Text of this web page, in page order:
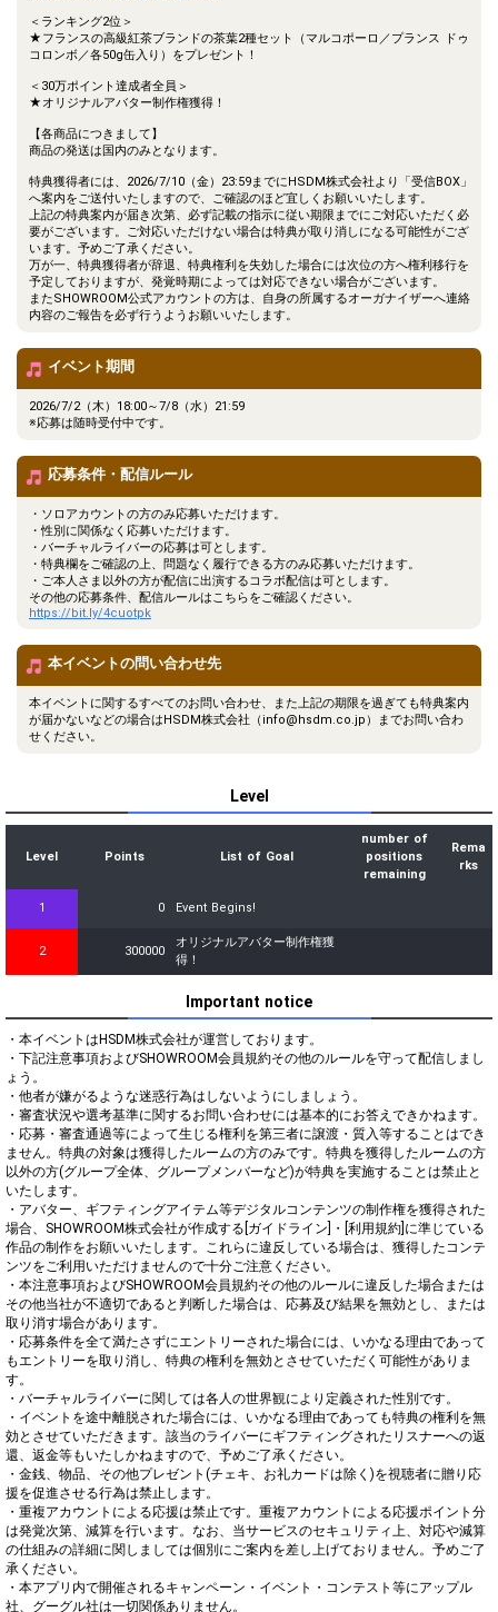
＜ランキング2位＞
★フランスの高級紅茶ブランドの茶葉2種セット（マルコポーロ／プランス ドゥ
コロンボ／各50g缶入り）をプレゼント！
＜30万ポイント達成者全員＞
★オリジナルアバター制作権獲得！
【各商品につきまして】
商品の発送は国内のみとなります。
特典獲得者には、2026/7/10（金）23:59までにHSDM株式会社より「受信BOX」
へ案内をご送付いたしますので、ご確認のほど宜しくお願いいたします。
上記の特典案内が届き次第、必ず記載の指示に従い期限までにご対応いただく必
要がございます。ご対応いただけない場合は特典が取り消しになる可能性がござ
います。予めご了承ください。
万が一、特典獲得者が辞退、特典権利を失効した場合には次位の方へ権利移行を
予定しておりますが、発覚時期によっては対応できない場合がございます。
またSHOWROOM公式アカウントの方は、自身の所属するオーガナイザーへ連絡
内容のご報告を必ず行うようお願いいたします。
イベント期間
2026/7/2（木）18:00～7/8（水）21:59
※応募は随時受付中です。
応募条件・配信ルール
・ソロアカウントの方のみ応募いただけます。
・性別に関係なく応募いただけます。
・バーチャルライバーの応募は可とします。
・特典欄をご確認の上、問題なく履行できる方のみ応募いただけます。
・ご本人さま以外の方が配信に出演するコラボ配信は可とします。
その他の応募条件、配信ルールはこちらをご確認ください。
https://bit.ly/4cuotpk
本イベントの問い合わせ先
本イベントに関するすべてのお問い合わせ、また上記の期限を過ぎても特典案内
が届かないなどの場合はHSDM株式会社（info@hsdm.co.jp）までお問い合わ
せください。
Level
Level Points List of Goal
number of
positions
remaining
Rema
rks
1 0 Event Begins!
2 300000
オリジナルアバター制作権獲
得！
Important notice
・本イベントはHSDM株式会社が運営しております。
・下記注意事項およびSHOWROOM会員規約その他のルールを守って配信しまし
ょう。
・他者が嫌がるような迷惑行為はしないようにしましょう。
・審査状況や選考基準に関するお問い合わせには基本的にお答えできかねます。
・応募・審査通過等によって生じる権利を第三者に譲渡・質入等することはでき
ません。特典の対象は獲得したルームの方のみです。特典を獲得したルームの方
以外の方(グループ全体、グループメンバーなど)が特典を実施することは禁止と
いたします。
・アバター、ギフティングアイテム等デジタルコンテンツの制作権を獲得された
場合、SHOWROOM株式会社が作成する[ガイドライン]・[利用規約]に準じている
作品の制作をお願いいたします。これらに違反している場合は、獲得したコンテ
ンツをご利用いただけませんので十分ご注意ください。
・本注意事項およびSHOWROOM会員規約その他のルールに違反した場合または
その他当社が不適切であると判断した場合は、応募及び結果を無効とし、または
取り消す場合があります。
・応募条件を全て満たさずにエントリーされた場合には、いかなる理由であって
もエントリーを取り消し、特典の権利を無効とさせていただく可能性がありま
す。
・バーチャルライバーに関しては各人の世界観により定義された性別です。
・イベントを途中離脱された場合には、いかなる理由であっても特典の権利を無
効とさせていただきます。該当のライバーにギフティングされたリスナーへの返
還、返金等もいたしかねますので、予めご了承ください。
・金銭、物品、その他プレゼント(チェキ、お礼カードは除く)を視聴者に贈り応
援を促進させる行為は禁止します。
・重複アカウントによる応援は禁止です。重複アカウントによる応援ポイント分
は発覚次第、減算を行います。なお、当サービスのセキュリティ上、対応や減算
の仕組みの詳細に関しましては個別にご案内を差し上げておりません。予めご了
承ください。
・本アプリ内で開催されるキャンペーン・イベント・コンテスト等にアップル
社、グーグル社は一切関係ありません。